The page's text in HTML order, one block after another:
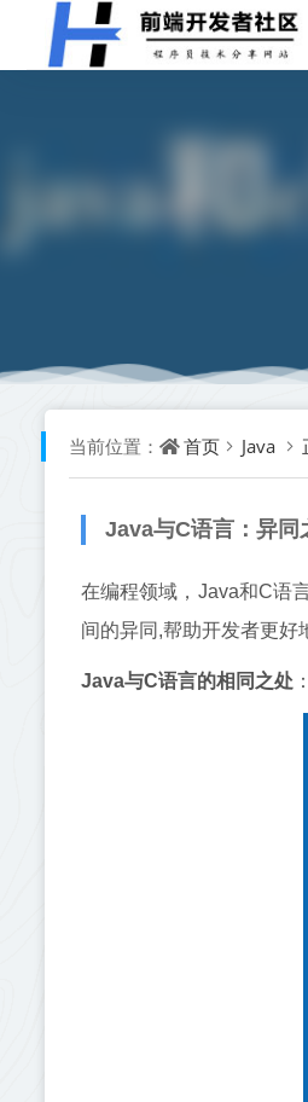
当前位置： 首页 Java
Java与C语言：异同
在编程领域，Java和C语
间的异同,帮助开发者更好
Java与C语言的相同之处 ：